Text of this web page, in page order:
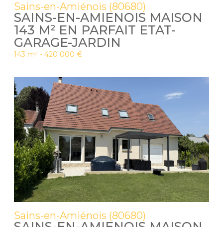
Sains-en-Amiénois (80680)
SAINS-EN-AMIENOIS MAISON
143 M² EN PARFAIT ETAT-
GARAGE-JARDIN
143 m² - 420 000 €
Sains-en-Amiénois (80680)